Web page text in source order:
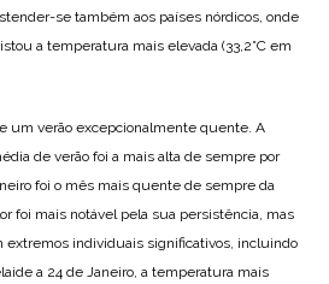
se também aos países nórdicos, onde
a temperatura mais elevada (33,2°C em
um verão excepcionalmente quente. A
de verão foi a mais alta de sempre por
foi o mês mais quente de sempre da
foi mais notável pela sua persistência, mas
extremos individuais significativos, incluindo
a 24 de Janeiro, a temperatura mais